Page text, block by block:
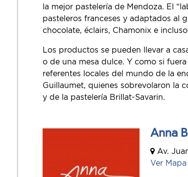
la mejor pastelería de Mendoza. El
pasteleros franceses y adaptados al
chocolate, éclairs, Chamonix e
Los productos se pueden llevar a
o de una mesa dulce. Y como si
referentes locales del mundo de la
Guillaumet, quienes sobrevolaron la
y de la pastelería Brillat-Savarin.
Anna
Av.
Ver Mapa